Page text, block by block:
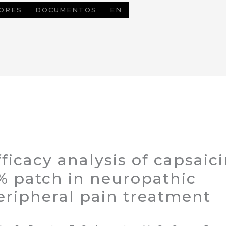
DOCUMENTOS EN
analysis of
patch in neuropathic
pain treatment